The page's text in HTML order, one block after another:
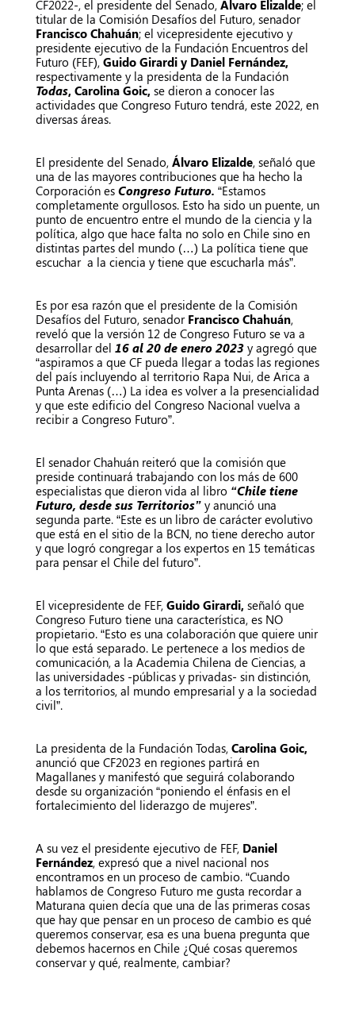
CF2022-, el presidente del Senado, Álvaro Elizalde; el
titular de la Comisión Desafíos del Futuro, senador
Francisco Chahuán; el vicepresidente ejecutivo y
presidente ejecutivo de la Fundación Encuentros del
Futuro (FEF), Guido Girardi y Daniel Fernández,
respectivamente y la presidenta de la Fundación
Todas, Carolina Goic, se dieron a conocer las
actividades que Congreso Futuro tendrá, este 2022, en
diversas áreas.
El presidente del Senado, Álvaro Elizalde, señaló que
una de las mayores contribuciones que ha hecho la
Corporación es Congreso Futuro. “Estamos
completamente orgullosos. Esto ha sido un puente, un
punto de encuentro entre el mundo de la ciencia y la
política, algo que hace falta no solo en Chile sino en
distintas partes del mundo (…) La política tiene que
escuchar a la ciencia y tiene que escucharla más”.
Es por esa razón que el presidente de la Comisión
Desafíos del Futuro, senador Francisco Chahuán,
reveló que la versión 12 de Congreso Futuro se va a
desarrollar del 16 al 20 de enero 2023 y agregó que
“aspiramos a que CF pueda llegar a todas las regiones
del país incluyendo al territorio Rapa Nui, de Arica a
Punta Arenas (…) La idea es volver a la presencialidad
y que este edificio del Congreso Nacional vuelva a
recibir a Congreso Futuro”.
El senador Chahuán reiteró que la comisión que
preside continuará trabajando con los más de 600
especialistas que dieron vida al libro “Chile tiene
Futuro, desde sus Territorios” y anunció una
segunda parte. “Este es un libro de carácter evolutivo
que está en el sitio de la BCN, no tiene derecho autor
y que logró congregar a los expertos en 15 temáticas
para pensar el Chile del futuro”.
El vicepresidente de FEF, Guido Girardi, señaló que
Congreso Futuro tiene una característica, es NO
propietario. “Esto es una colaboración que quiere unir
lo que está separado. Le pertenece a los medios de
comunicación, a la Academia Chilena de Ciencias, a
las universidades -públicas y privadas- sin distinción,
a los territorios, al mundo empresarial y a la sociedad
civil”.
La presidenta de la Fundación Todas, Carolina Goic,
anunció que CF2023 en regiones partirá en
Magallanes y manifestó que seguirá colaborando
desde su organización “poniendo el énfasis en el
fortalecimiento del liderazgo de mujeres”.
A su vez el presidente ejecutivo de FEF, Daniel
Fernández, expresó que a nivel nacional nos
encontramos en un proceso de cambio. “Cuando
hablamos de Congreso Futuro me gusta recordar a
Maturana quien decía que una de las primeras cosas
que hay que pensar en un proceso de cambio es qué
queremos conservar, esa es una buena pregunta que
debemos hacernos en Chile ¿Qué cosas queremos
conservar y qué, realmente, cambiar?